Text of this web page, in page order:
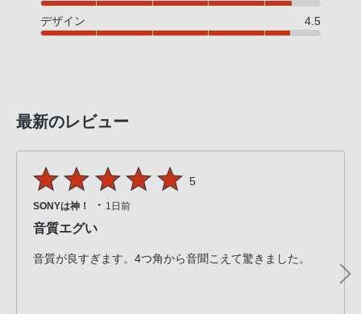
デザイン 4.5
最新のレビュー
5
SONYは神！ ・ 1日前
音質エグい
音質が良すぎます。4つ角から音聞こえて驚きました。